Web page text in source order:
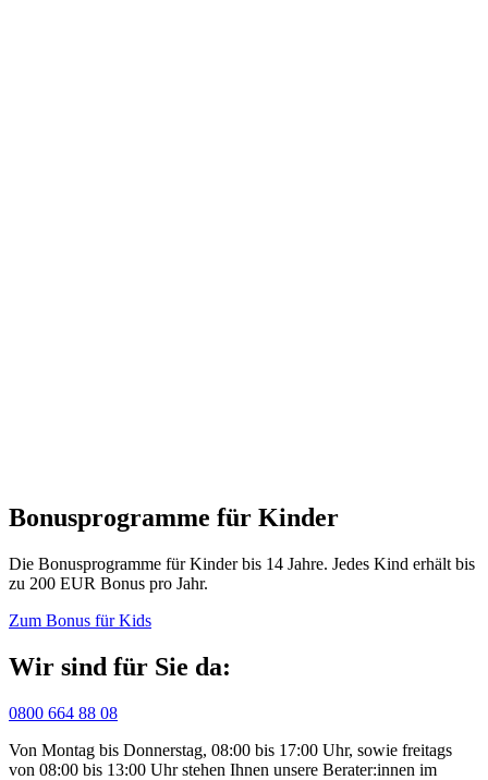
Bonusprogramme für Kinder
Die Bonusprogramme für Kinder bis 14 Jahre. Jedes Kind erhält bis
zu 200 EUR Bonus pro Jahr.
Zum Bonus für Kids
Wir sind für Sie da:
0800 664 88 08
Von Montag bis Donnerstag, 08:00 bis 17:00 Uhr, sowie freitags
von 08:00 bis 13:00 Uhr stehen Ihnen unsere Berater:innen im